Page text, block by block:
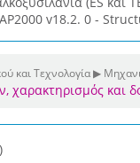
v18.2. 0 -
και Τεχνολογία ▶
χαρακτηρισμός και